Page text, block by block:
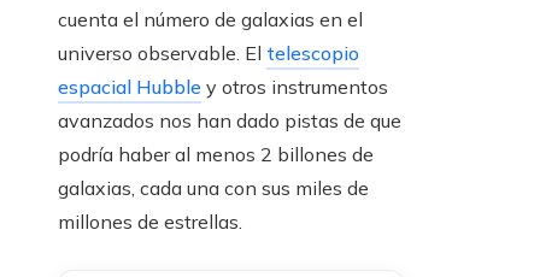
cuenta el número de galaxias en el
universo observable. El telescopio
espacial Hubble y otros instrumentos
avanzados nos han dado pistas de que
podría haber al menos 2 billones de
galaxias, cada una con sus miles de
millones de estrellas.